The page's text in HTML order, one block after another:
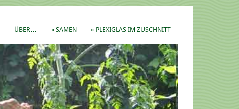
ÜBER… » SAMEN » PLEXIGLAS IM ZUSCHNITT